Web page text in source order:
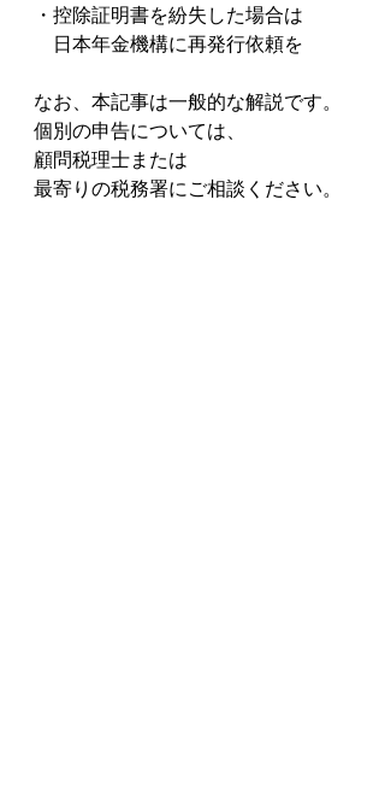
・控除証明書を紛失した場合は
日本年金機構に再発行依頼を
なお、本記事は一般的な解説です。
個別の申告については、
顧問税理士または
最寄りの税務署にご相談ください。